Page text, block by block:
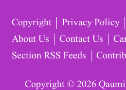
Copyright Privacy Policy
About Us
Contact Us
Section RSS Feeds
Copyright © 2026